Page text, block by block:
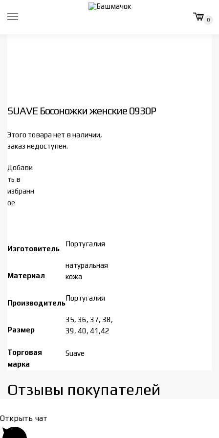
0
SUAVE Босоножки женские 0930P
Этого товара нет в наличии,
заказ недоступен.
Добави
ть в
избранн
ое
Изготовитель
Португалия
Материал
натуральная
кожа
Производитель
Португалия
Размер
35, 36, 37, 38,
39, 40, 41,42
Торговая
марка
Suave
Отзывы покупателей​
Открыть чат